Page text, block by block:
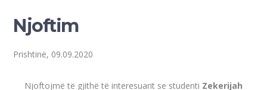
Njoftim
Prishtinë, 09.09.2020
Njoftojmë të gjithë të interesuarit se studenti Zekerijah